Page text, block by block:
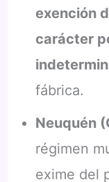
exención
carácter
fábrica.
Neuquén
régimen
exime del